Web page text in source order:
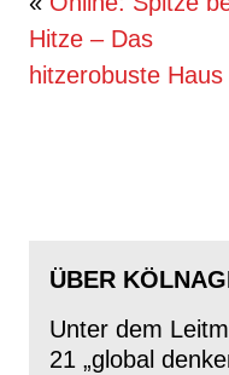
Hitze – Das
hitzerobuste Haus
ÜBER
Unter dem
21 „global